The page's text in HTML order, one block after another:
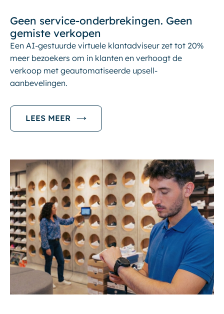
Geen service-onderbrekingen. Geen
gemiste verkopen
Een AI-gestuurde virtuele klantadviseur zet tot 20%
meer bezoekers om in klanten en verhoogt de
verkoop met geautomatiseerde upsell-
aanbevelingen.
LEES MEER